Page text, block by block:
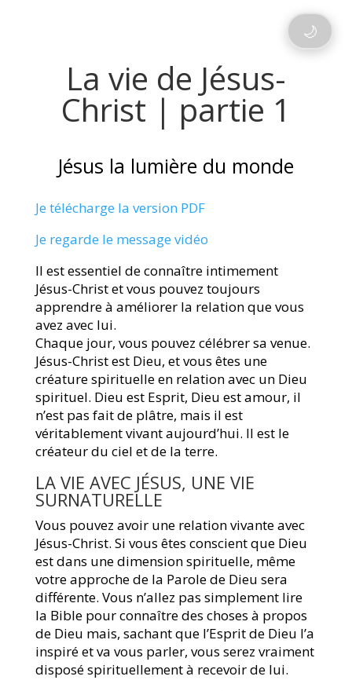
🌙
La vie de Jésus-
Christ | partie 1
Jésus la lumière du monde
Je télécharge la version PDF
Je regarde le message vidéo
Il est essentiel de connaître intimement
Jésus-Christ et vous pouvez toujours
apprendre à améliorer la relation que vous
avez avec lui.
Chaque jour, vous pouvez célébrer sa venue.
Jésus-Christ est Dieu, et vous êtes une
créature spirituelle en relation avec un Dieu
spirituel. Dieu est Esprit, Dieu est amour, il
n’est pas fait de plâtre, mais il est
véritablement vivant aujourd’hui. Il est le
créateur du ciel et de la terre.
LA VIE AVEC JÉSUS, UNE VIE
SURNATURELLE
Vous pouvez avoir une relation vivante avec
Jésus-Christ. Si vous êtes conscient que Dieu
est dans une dimension spirituelle, même
votre approche de la Parole de Dieu sera
différente. Vous n’allez pas simplement lire
la Bible pour connaître des choses à propos
de Dieu mais, sachant que l’Esprit de Dieu l’a
inspiré et va vous parler, vous serez vraiment
disposé spirituellement à recevoir de lui.